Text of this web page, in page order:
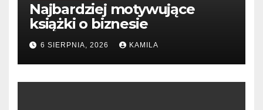
Najbardziej motywujące
książki o biznesie
6 SIERPNIA, 2026 KAMILA